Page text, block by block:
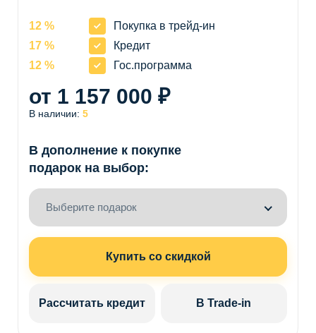
12 %
Покупка в трейд-ин
17 %
Кредит
12 %
Гос.программа
от 1 157 000 ₽
В наличии: 5
В дополнение к покупке
подарок на выбор:
Выберите подарок
Купить со скидкой
Рассчитать кредит В Trade-in